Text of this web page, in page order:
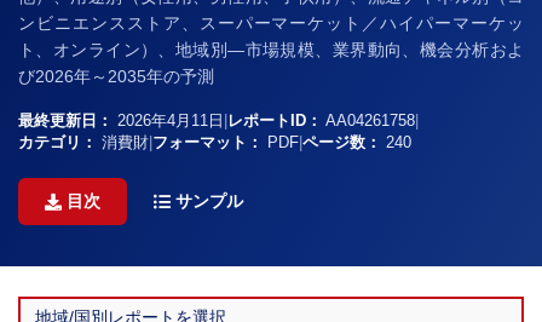
ンビニエンスストア、スーパーマーケット／ハイパーマーケッ
ト、オンライン）、地域別―市場規模、業界動向、機会分析およ
び2026年～2035年の予測
最終更新日： 2026年4月11日 レポートID： AA04261758
カテゴリ：
消費財 フォーマット： PDF ページ数： 240
目次 サンプル